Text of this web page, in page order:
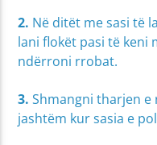
2. Në ditët me sasi të
lani flokët pasi të
ndërroni rrobat.
3. Shmangni tharjen
jashtëm kur sasia e